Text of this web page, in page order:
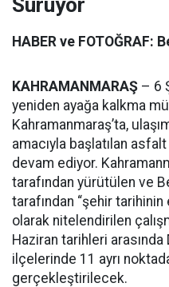
Sürüyor
HABER ve FOTOĞRAF:
KAHRAMANMARAŞ – 6
yeniden ayağa kalkma
Kahramanmaraş’ta,
amacıyla başlatılan asfalt
devam ediyor.
tarafından yürütülen ve
tarafından “şehir
olarak nitelendirilen
Haziran tarihleri
ilçelerinde 11 ayrı
gerçekleştirilecek.